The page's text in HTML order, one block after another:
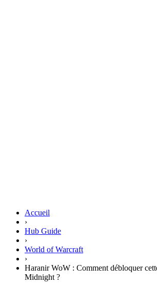
Accueil
›
Hub Guide
›
World of Warcraft
›
Haranir WoW : Comment débloquer
Midnight ?